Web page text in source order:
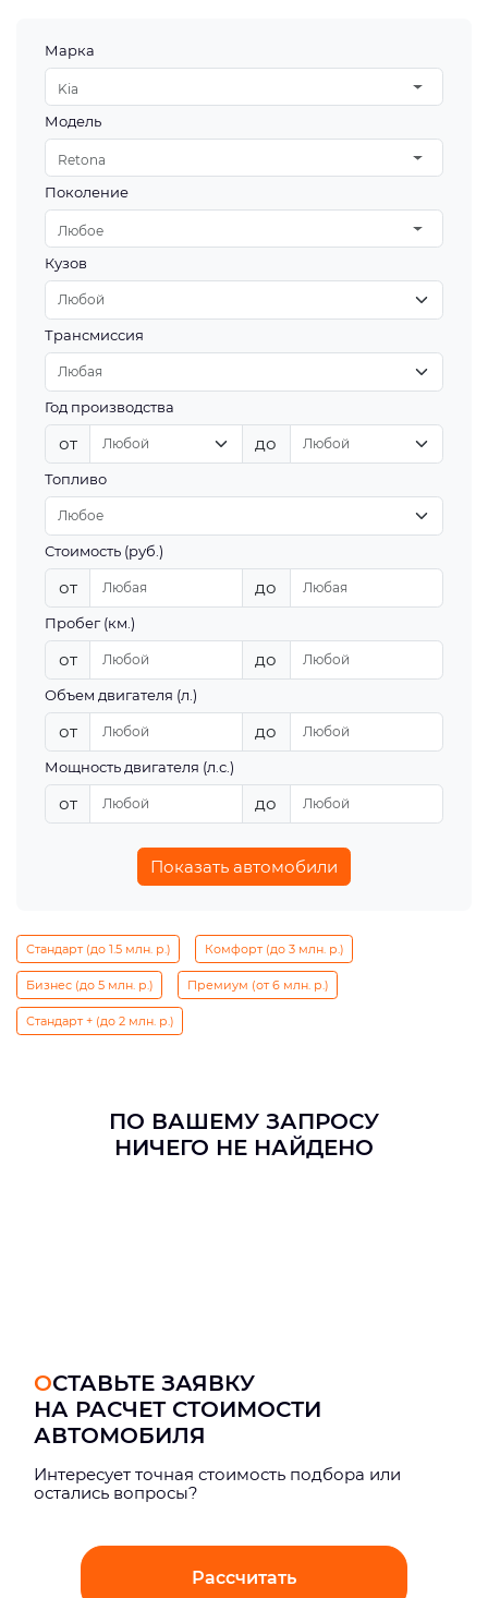
Марка
Kia
Модель
Retona
Поколение
Любое
Кузов
Трансмиссия
Год производства
от до
Топливо
Стоимость (руб.)
от до
Пробег (км.)
от до
Объем двигателя (л.)
от до
Мощность двигателя (л.с.)
от до
Показать автомобили
Стандарт (до 1.5 млн. р.) Комфорт (до 3 млн. р.)
Бизнес (до 5 млн. р.) Премиум (от 6 млн. р.)
Стандарт + (до 2 млн. р.)
ПО ВАШЕМУ ЗАПРОСУ
НИЧЕГО НЕ НАЙДЕНО
ОСТАВЬТЕ ЗАЯВКУ
НА РАСЧЕТ СТОИМОСТИ
АВТОМОБИЛЯ
Интерeсует точная стоимость подбора или
остались вопросы?
Рассчитать